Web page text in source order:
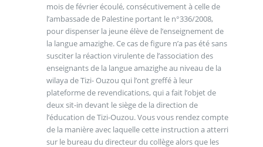
mois de février écoulé, consécutivement à celle de
l’ambassade de Palestine portant le n°336/2008,
pour dispenser la jeune élève de l’enseignement de
la langue amazighe. Ce cas de figure n’a pas été sans
susciter la réaction virulente de l’association des
enseignants de la langue amazighe au niveau de la
wilaya de Tizi- Ouzou qui l’ont greffé à leur
plateforme de revendications, qui a fait l’objet de
deux sit-in devant le siège de la direction de
l’éducation de Tizi-Ouzou. Vous vous rendez compte
de la manière avec laquelle cette instruction a atterri
sur le bureau du directeur du collège alors que les